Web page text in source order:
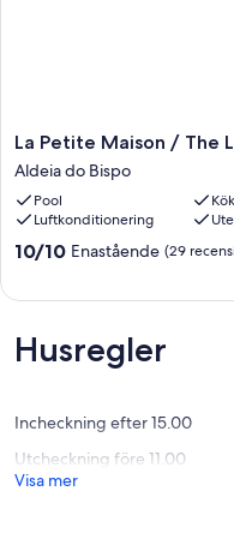
La
Petite
Maison
/
The
Little
Bispo
La Petite Maison / The
Aldeia do Bispo
Pool
Kök
Luftkonditionering
10.0
(29 recensioner)
10/10 Enastående (29
Husregler
Incheckning efter 15.00
Utcheckning före 11.00
Visa mer